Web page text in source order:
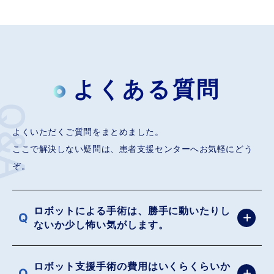
よくある質問
よくいただくご質問をまとめました。
ここで解決しない疑問は、患者支援センターへお気軽にどう
ぞ。
ロボットによる手術は、勝手に動いたりし
ないか少し怖い気がします。
ロボット支援手術の費用はいくらくらいか